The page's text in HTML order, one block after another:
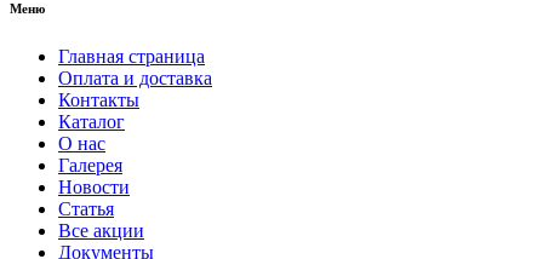
Меню
Главная страница
Оплата и доставка
Контакты
Каталог
О нас
Галерея
Новости
Статья
Все акции
Документы